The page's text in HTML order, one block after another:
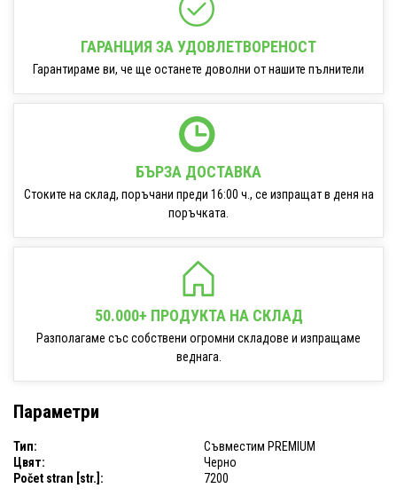
ГАРАНЦИЯ ЗА УДОВЛЕТВОРЕНОСТ
Гарантираме ви, че ще останете доволни от нашите пълнители
БЪРЗА ДОСТАВКА
Стоките на склад, поръчани преди 16:00 ч., се изпращат в деня на
поръчката.
50.000+ ПРОДУКТА НА СКЛАД
Разполагаме със собствени огромни складове и изпращаме
веднага.
Параметри
Тип:
Съвместим PREMIUM
Цвят:
Черно
Počet stran [str.]:
7200